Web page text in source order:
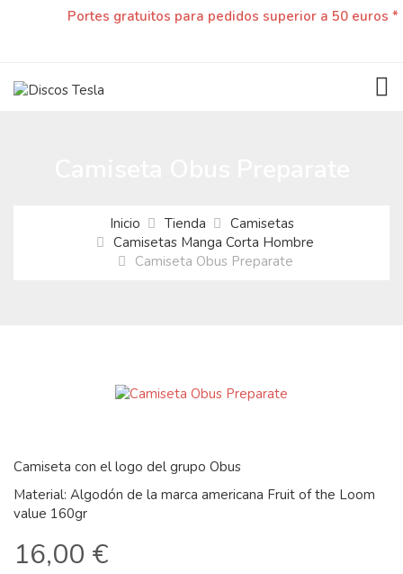
Portes gratuitos para pedidos superior a 50 euros *
Inicio Tienda
Camisetas
Camisetas Manga Corta Hombre
Camiseta Obus Preparate
Camiseta con el logo del grupo Obus
Material: Algodón de la marca americana Fruit of the Loom
value 160gr
16,00 €